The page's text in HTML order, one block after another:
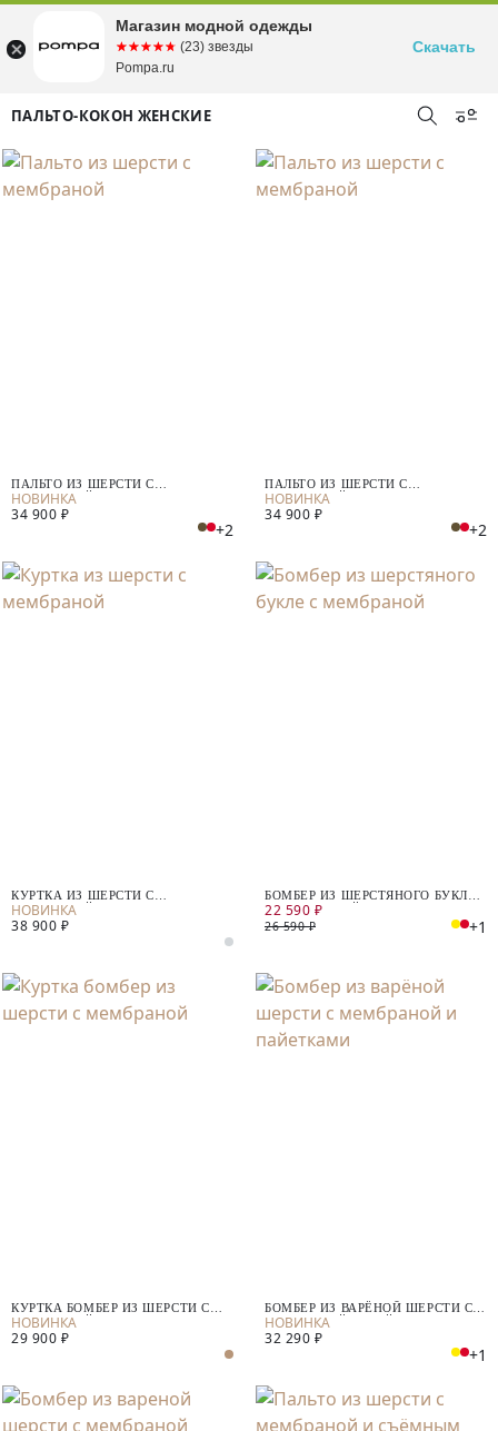
ПАЛЬТО-КОКОН ЖЕНСКИЕ
ПАЛЬТО ИЗ ШЕРСТИ С
МЕМБРАНОЙ
34 900 ₽
+2
ПАЛЬТО ИЗ ШЕРСТИ С
МЕМБРАНОЙ
34 900 ₽
+2
КУРТКА ИЗ ШЕРСТИ С
МЕМБРАНОЙ
38 900 ₽
БОМБЕР ИЗ ШЕРСТЯНОГО БУКЛЕ
С МЕМБРАНОЙ
22 590 ₽
26 590 ₽ +1
КУРТКА БОМБЕР ИЗ ШЕРСТИ С
МЕМБРАНОЙ
29 900 ₽
БОМБЕР ИЗ ВАРЁНОЙ ШЕРСТИ С
МЕМБРАНОЙ И ПАЙЕТКАМИ
32 290 ₽
+1
Магазин модной одежды
☆☆☆☆☆
★★★★★ (23) звезды
Pompa.ru
Скачать